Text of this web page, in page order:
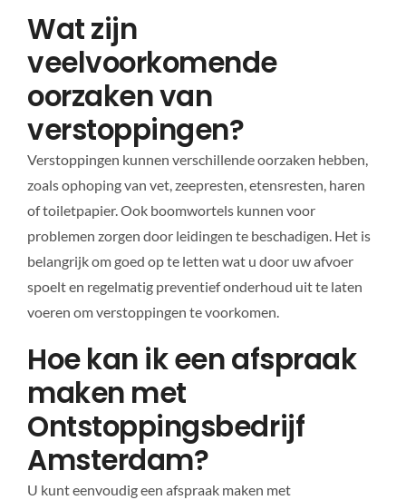
Wat zijn
veelvoorkomende
oorzaken van
verstoppingen?
Verstoppingen kunnen verschillende oorzaken hebben,
zoals ophoping van vet, zeepresten, etensresten, haren
of toiletpapier. Ook boomwortels kunnen voor
problemen zorgen door leidingen te beschadigen. Het is
belangrijk om goed op te letten wat u door uw afvoer
spoelt en regelmatig preventief onderhoud uit te laten
voeren om verstoppingen te voorkomen.
Hoe kan ik een afspraak
maken met
Ontstoppingsbedrijf
Amsterdam?
U kunt eenvoudig een afspraak maken met